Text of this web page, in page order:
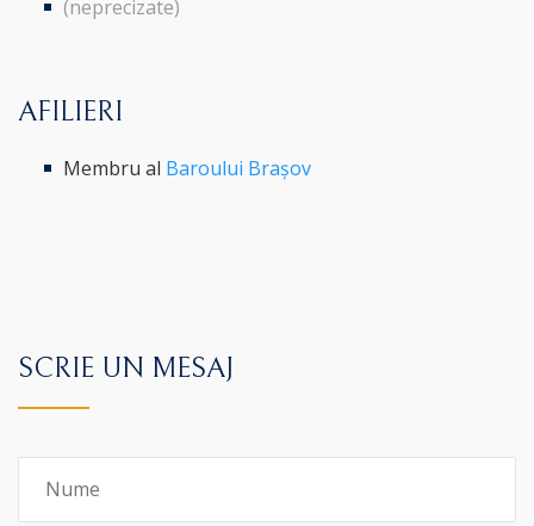
(neprecizate)
AFILIERI
Membru al Baroului Brașov
SCRIE UN MESAJ